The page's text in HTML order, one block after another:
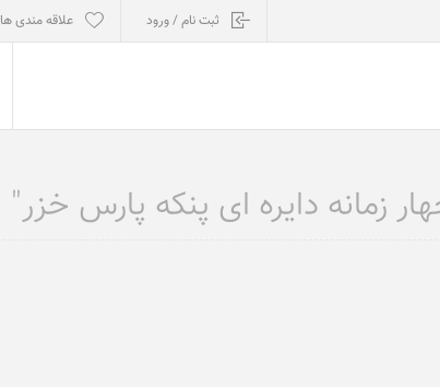
ثبت نام / ورود علاقه مندی ها
دایره ای پنکه پارس خزر"